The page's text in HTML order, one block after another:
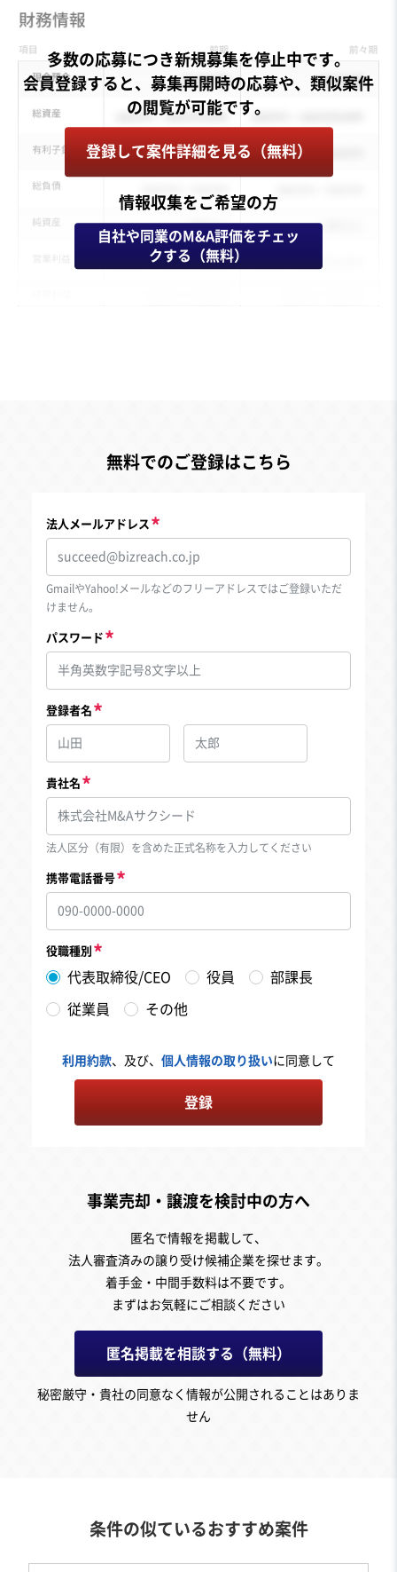
多数の応募につき新規募集を停止中です。
会員登録すると、募集再開時の応募や、類似案件
登録して案件詳細を見る（無料）
情報収集をご希望の方
自社や同業のM&A評価をチェッ
クする（無料）
無料でのご登録はこちら
法人メールアドレス
GmailやYahoo!メールなどのフリーアドレスではご登録いただ
けません。
パスワード
登録者名
貴社名
法人区分（有限）を含めた正式名称を入力してください
携帯電話番号
役職種別
代表取締役/CEO 役員 部課長
従業員 その他
利用約款、及び、 個人情報の取り扱いに同意して
登録
事業売却・譲渡を検討中の方へ
匿名で情報を掲載して、
法人審査済みの譲り受け候補企業を探せます。
着手金・中間手数料は不要です。
まずはお気軽にご相談ください
匿名掲載を相談する（無料）
秘密厳守・貴社の同意なく情報が公開されることはありま
せん
条件の似ているおすすめ案件